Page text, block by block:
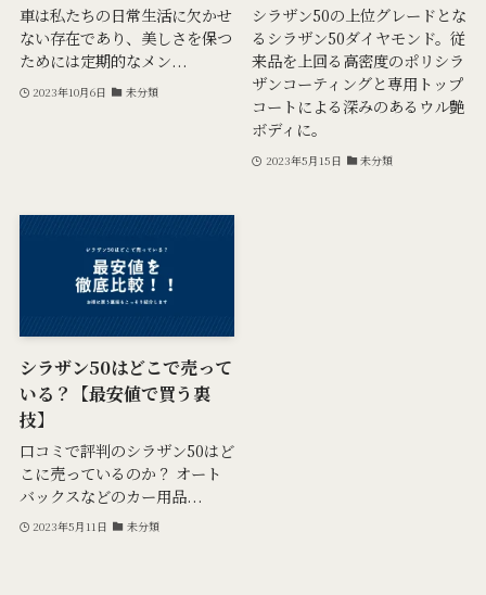
車は私たちの日常生活に欠かせ
ない存在であり、美しさを保つ
ためには定期的なメン...
2023年10月6日 未分類
シラザン50の上位グレードとな
るシラザン50ダイヤモンド。従
来品を上回る高密度のポリシラ
ザンコーティングと専用トップ
コートによる深みのあるウル艶
ボディに。
2023年5月15日 未分類
シラザン50はどこで売って
いる？【最安値で買う裏
技】
口コミで評判のシラザン50はど
こに売っているのか？ オート
バックスなどのカー用品...
2023年5月11日 未分類